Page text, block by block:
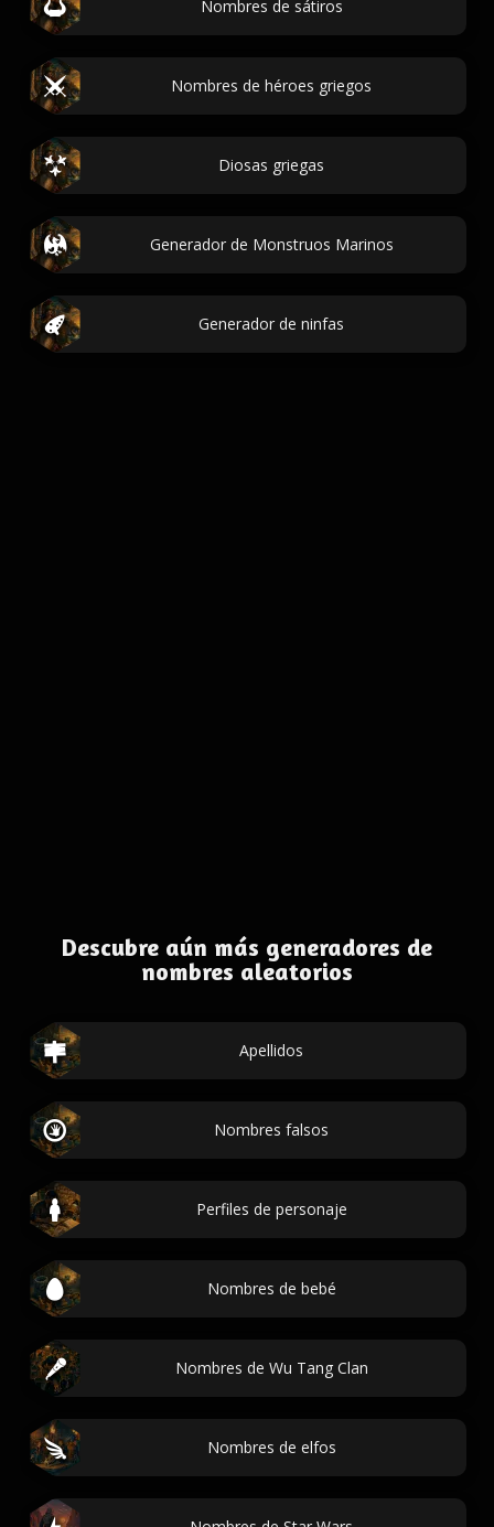
Nombres de sátiros
Nombres de héroes griegos
Diosas griegas
Generador de Monstruos Marinos
Generador de ninfas
Descubre aún más generadores de
nombres aleatorios
Apellidos
Nombres falsos
Perfiles de personaje
Nombres de bebé
Nombres de Wu Tang Clan
Nombres de elfos